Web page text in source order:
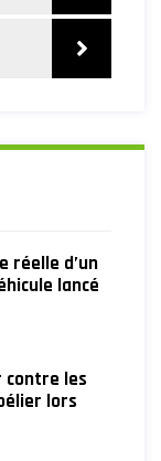
réelle d’un
lancé
contre les
lors